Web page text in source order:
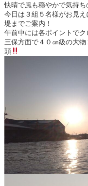
快晴で風も穏やかで気持ち
今日は３組５名様がお見
堤までご案内！
午前中には各ポイントで
三保方面で４０㎝級の大
頭